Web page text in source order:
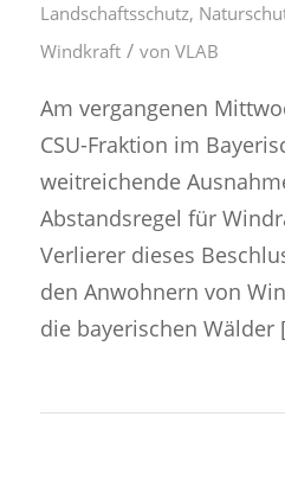
Landschaftsschutz,
Windkraft / von VLAB
Am vergangenen
CSU-Fraktion im
weitreichende
Abstandsregel für
Verlierer dieses
den Anwohnern von
die bayerischen Wälder